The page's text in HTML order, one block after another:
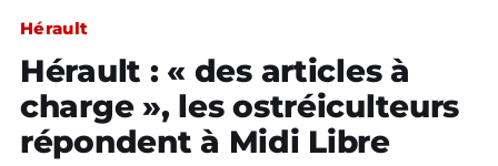
Hérault
Hérault : « des articles à
charge », les ostréiculteurs
répondent à Midi Libre